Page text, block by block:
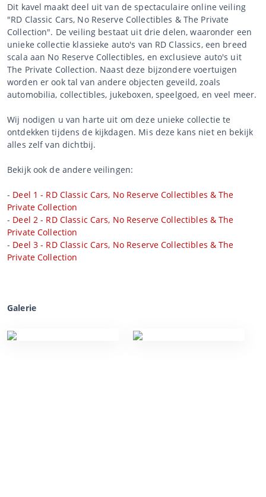
Dit kavel maakt deel uit van de spectaculaire online veiling
"RD Classic Cars, No Reserve Collectibles & The Private
Collection". De veiling bestaat uit drie delen, waaronder een
unieke collectie klassieke auto's van RD Classics, een breed
scala aan No Reserve Collectibles, en exclusieve auto's uit
The Private Collection. Naast deze bijzondere voertuigen
worden er ook tal van andere objecten geveild, zoals
automobilia, collectibles, jukeboxen, speelgoed, en veel meer.
Wij nodigen u van harte uit om deze unieke collectie te
ontdekken tijdens de kijkdagen. Mis deze kans niet en bekijk
alles zelf van dichtbij.
Bekijk ook de andere veilingen:
- Deel 1 - RD Classic Cars, No Reserve Collectibles & The
Private Collection
- Deel 2 - RD Classic Cars, No Reserve Collectibles & The
Private Collection
- Deel 3 - RD Classic Cars, No Reserve Collectibles & The
Private Collection
Galerie